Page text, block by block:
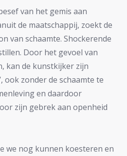
van het gemis aan
de maatschappij, zoekt de
van schaamte. Shockerende
Door het gevoel van
kan de kunstkijker zijn
ook zonder de schaamte te
en daardoor
zijn gebrek aan openheid
we nog kunnen koesteren en